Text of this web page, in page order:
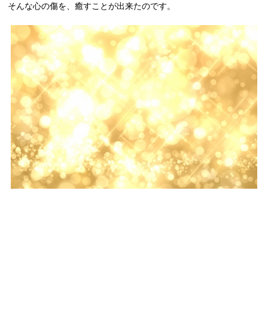
そんな心の傷を、癒すことが出来たのです。